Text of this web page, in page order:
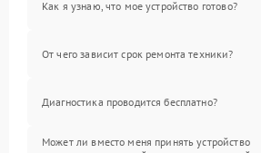
Как я узнаю, что мое устройство готово?
От чего зависит срок ремонта техники?
Диагностика проводится бесплатно?
Может ли вместо меня принять устройство